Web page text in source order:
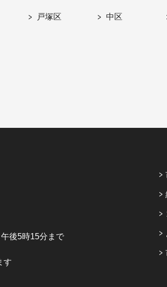
戸塚区 中区
後5時15分まで
す